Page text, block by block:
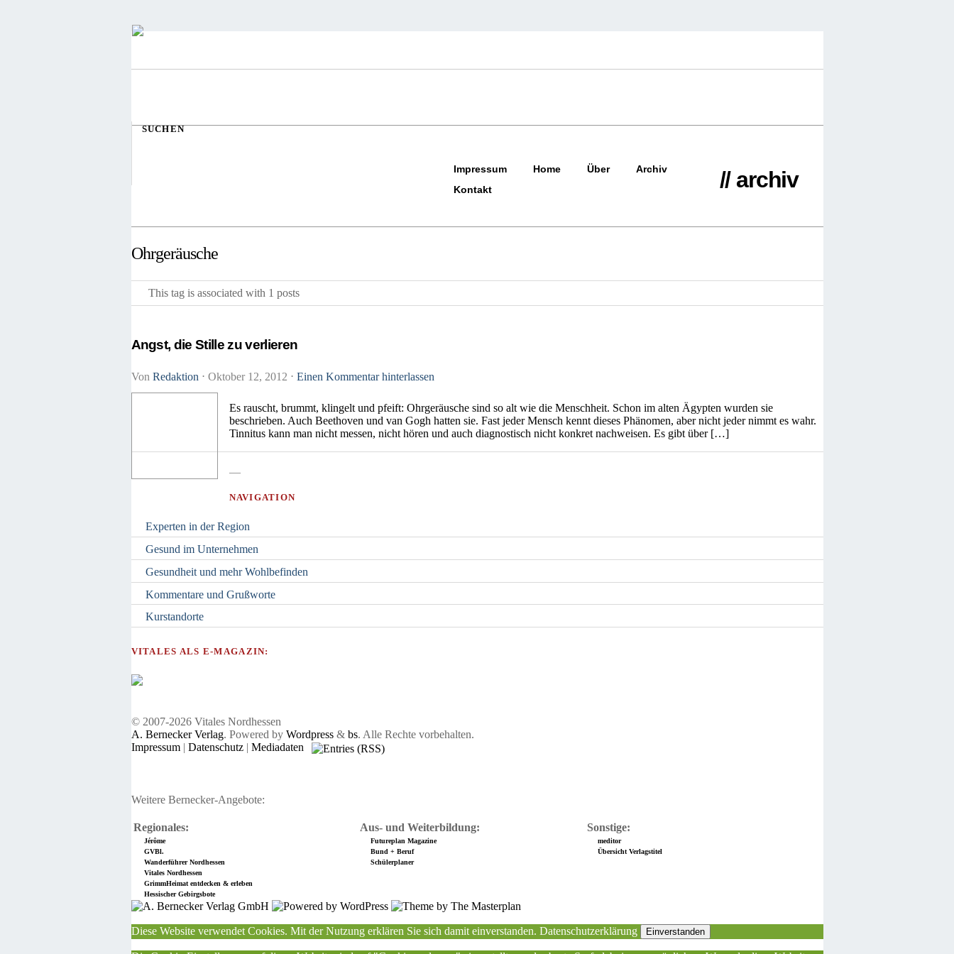
SUCHEN
Impressum Home Über
Archiv
Kontakt
// archiv
Ohrgeräusche
This tag is associated with 1 posts
Angst, die Stille zu verlieren
Von Redaktion ⋅ Oktober 12, 2012 ⋅ Einen Kommentar hinterlassen
Es rauscht, brummt, klingelt und pfeift: Ohrgeräusche sind so alt wie die Menschheit. Schon im alten Ägypten wurden sie
beschrieben. Auch Beethoven und van Gogh hatten sie. Fast jeder Mensch kennt dieses Phänomen, aber nicht jeder nimmt es wahr.
Tinnitus kann man nicht messen, nicht hören und auch diagnostisch nicht konkret nachweisen. Es gibt über […]
—
NAVIGATION
Experten in der Region
Gesund im Unternehmen
Gesundheit und mehr Wohlbefinden
Kommentare und Grußworte
Kurstandorte
VITALES ALS E-MAGAZIN:
© 2007-2026 Vitales Nordhessen
A. Bernecker Verlag. Powered by Wordpress& bs. Alle Rechte vorbehalten.
Impressum| Datenschutz| Mediadaten
Weitere Bernecker-Angebote:
Regionales: Aus- und Weiterbildung: Sonstige:
Jérôme Futureplan Magazine
meditor
GVBl.
Bund + Beruf
Übersicht Verlagstitel
Wanderführer Nordhessen
Schülerplaner
Vitales Nordhessen
GrimmHeimat entdecken & erleben
Hessischer Gebirgsbote
Diese Website verwendet Cookies. Mit der Nutzung erklären Sie sich damit einverstanden. Datenschutzerklärung Einverstanden